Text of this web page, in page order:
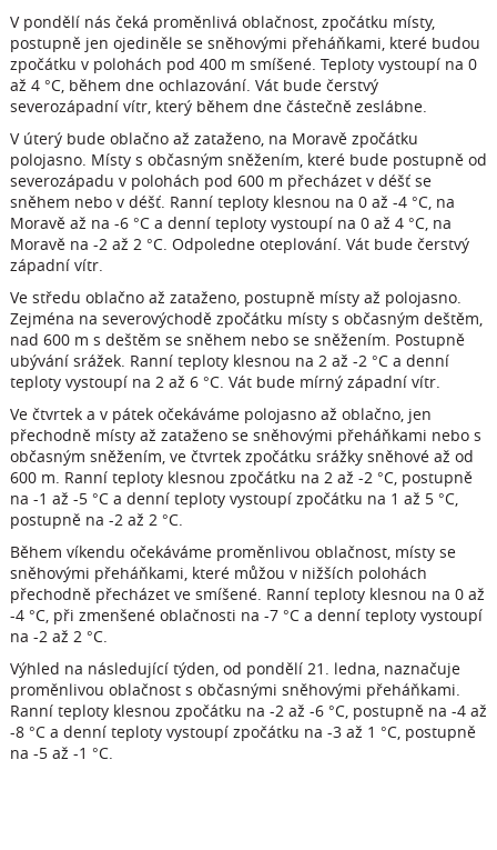
V pondělí nás čeká proměnlivá oblačnost, zpočátku místy,
postupně jen ojediněle se sněhovými přeháňkami, které budou
zpočátku v polohách pod 400 m smíšené. Teploty vystoupí na 0
až 4 °C, během dne ochlazování. Vát bude čerstvý
severozápadní vítr, který během dne částečně zeslábne.
V úterý bude oblačno až zataženo, na Moravě zpočátku
polojasno. Místy s občasným sněžením, které bude postupně od
severozápadu v polohách pod 600 m přecházet v déšť se
sněhem nebo v déšť. Ranní teploty klesnou na 0 až -4 °C, na
Moravě až na -6 °C a denní teploty vystoupí na 0 až 4 °C, na
Moravě na -2 až 2 °C. Odpoledne oteplování. Vát bude čerstvý
západní vítr.
Ve středu oblačno až zataženo, postupně místy až polojasno.
Zejména na severovýchodě zpočátku místy s občasným deštěm,
nad 600 m s deštěm se sněhem nebo se sněžením. Postupně
ubývání srážek. Ranní teploty klesnou na 2 až -2 °C a denní
teploty vystoupí na 2 až 6 °C. Vát bude mírný západní vítr.
Ve čtvrtek a v pátek očekáváme polojasno až oblačno, jen
přechodně místy až zataženo se sněhovými přeháňkami nebo s
občasným sněžením, ve čtvrtek zpočátku srážky sněhové až od
600 m. Ranní teploty klesnou zpočátku na 2 až -2 °C, postupně
na -1 až -5 °C a denní teploty vystoupí zpočátku na 1 až 5 °C,
postupně na -2 až 2 °C.
Během víkendu očekáváme proměnlivou oblačnost, místy se
sněhovými přeháňkami, které můžou v nižších polohách
přechodně přecházet ve smíšené. Ranní teploty klesnou na 0 až
-4 °C, při zmenšené oblačnosti na -7 °C a denní teploty vystoupí
na -2 až 2 °C.
Výhled na následující týden, od pondělí 21. ledna, naznačuje
proměnlivou oblačnost s občasnými sněhovými přeháňkami.
Ranní teploty klesnou zpočátku na -2 až -6 °C, postupně na -4 až
-8 °C a denní teploty vystoupí zpočátku na -3 až 1 °C, postupně
na -5 až -1 °C.